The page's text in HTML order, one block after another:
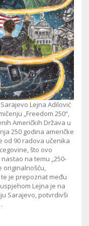
Lejna Adilović
„Freedom 250“,
Američkih Država u
250 godina američke
od 90 radova učenika
što ovo
na temu „250-
originalnošću,
je prepoznat među
Lejna je na
Sarajevo, potvrdivši